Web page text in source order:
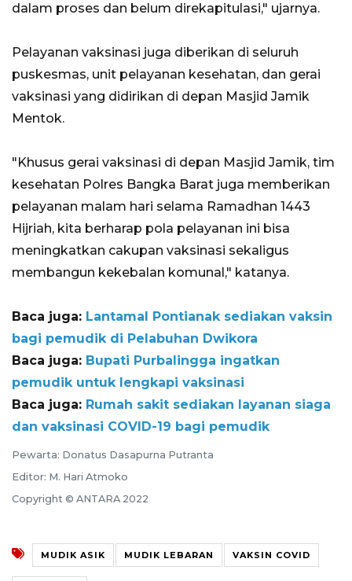
dalam proses dan belum direkapitulasi," ujarnya.
Pelayanan vaksinasi juga diberikan di seluruh
puskesmas, unit pelayanan kesehatan, dan gerai
vaksinasi yang didirikan di depan Masjid Jamik
Mentok.
"Khusus gerai vaksinasi di depan Masjid Jamik, tim
kesehatan Polres Bangka Barat juga memberikan
pelayanan malam hari selama Ramadhan 1443
Hijriah, kita berharap pola pelayanan ini bisa
meningkatkan cakupan vaksinasi sekaligus
membangun kekebalan komunal," katanya.
Baca juga: Lantamal Pontianak sediakan vaksin
bagi pemudik di Pelabuhan Dwikora
Baca juga: Bupati Purbalingga ingatkan
pemudik untuk lengkapi vaksinasi
Baca juga: Rumah sakit sediakan layanan siaga
dan vaksinasi COVID-19 bagi pemudik
Pewarta: Donatus Dasapurna Putranta
Editor: M. Hari Atmoko
Copyright © ANTARA 2022
MUDIK ASIK MUDIK LEBARAN VAKSIN COVID